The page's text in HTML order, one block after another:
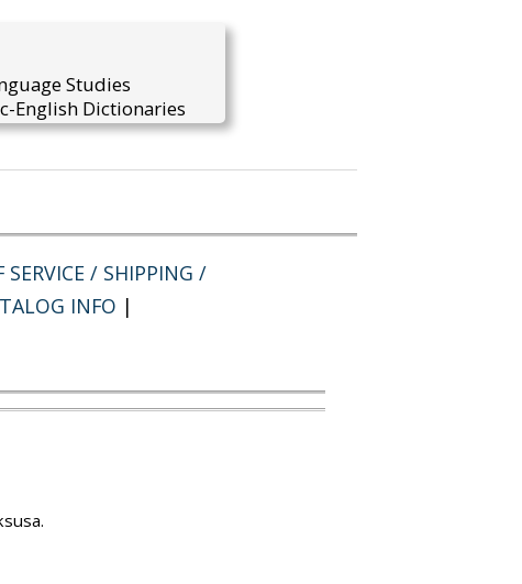
Studies
English Dictionaries
SERVICE / SHIPPING /
INFO |